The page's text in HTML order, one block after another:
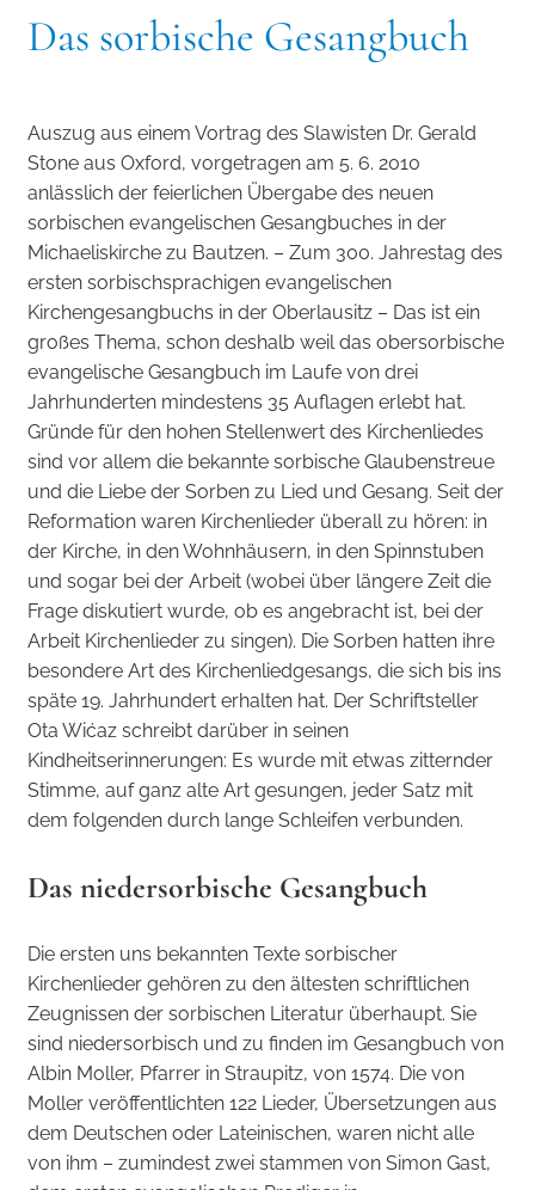
Das sorbische Gesangbuch
Auszug aus einem Vortrag des Slawisten Dr. Gerald
Stone aus Oxford, vorgetragen am 5. 6. 2010
anlässlich der feierlichen Übergabe des neuen
sorbischen evangelischen Gesangbuches in der
Michaeliskirche zu Bautzen. – Zum 300. Jahrestag des
ersten sorbischsprachigen evangelischen
Kirchengesangbuchs in der Oberlausitz – Das ist ein
großes Thema, schon deshalb weil das obersorbische
evangelische Gesangbuch im Laufe von drei
Jahrhunderten mindestens 35 Auflagen erlebt hat.
Gründe für den hohen Stellenwert des Kirchenliedes
sind vor allem die bekannte sorbische Glaubenstreue
und die Liebe der Sorben zu Lied und Gesang. Seit der
Reformation waren Kirchenlieder überall zu hören: in
der Kirche, in den Wohnhäusern, in den Spinnstuben
und sogar bei der Arbeit (wobei über längere Zeit die
Frage diskutiert wurde, ob es angebracht ist, bei der
Arbeit Kirchenlieder zu singen). Die Sorben hatten ihre
besondere Art des Kirchenliedgesangs, die sich bis ins
späte 19. Jahrhundert erhalten hat. Der Schriftsteller
Ota Wićaz schreibt darüber in seinen
Kindheitserinnerungen: Es wurde mit etwas zitternder
Stimme, auf ganz alte Art gesungen, jeder Satz mit
dem folgenden durch lange Schleifen verbunden.
Das niedersorbische Gesangbuch
Die ersten uns bekannten Texte sorbischer
Kirchenlieder gehören zu den ältesten schriftlichen
Zeugnissen der sorbischen Literatur überhaupt. Sie
sind niedersorbisch und zu finden im Gesangbuch von
Albin Moller, Pfarrer in Straupitz, von 1574. Die von
Moller veröffentlichten 122 Lieder, Übersetzungen aus
dem Deutschen oder Lateinischen, waren nicht alle
von ihm – zumindest zwei stammen von Simon Gast,